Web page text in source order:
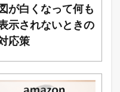
が白くなって何も
示されないときの
応策